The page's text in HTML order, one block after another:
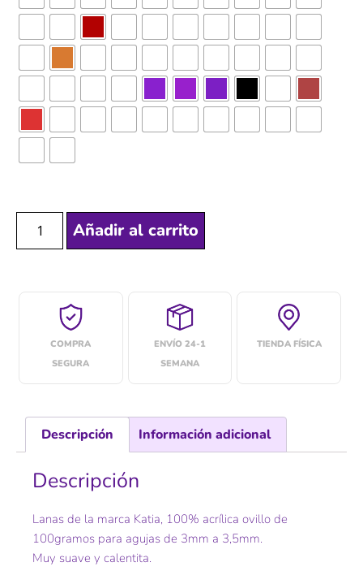
Añadir al carrito
COMPRA
SEGURA
ENVÍO 24-1
SEMANA
TIENDA FÍSICA
Descripción Información adicional
Descripción
Lanas de la marca Katia, 100% acrílica ovillo de
100gramos para agujas de 3mm a 3,5mm.
Muy suave y calentita.